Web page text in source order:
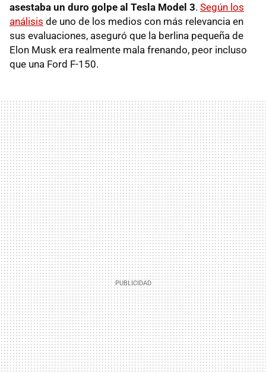
asestaba un duro golpe al Tesla Model 3. Según los
análisis de uno de los medios con más relevancia en
sus evaluaciones, aseguró que la berlina pequeña de
Elon Musk era realmente mala frenando, peor incluso
que una Ford F-150.